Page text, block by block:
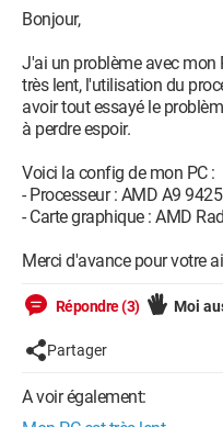
Bonjour,
J'ai un problème avec mon
très lent, l'utilisation du
avoir tout essayé le
à perdre espoir.
Voici la config de mon PC :
- Processeur : AMD A9
- Carte graphique : AMD
Merci d'avance pour votre
Répondre (3) Moi
Partager
A voir également: